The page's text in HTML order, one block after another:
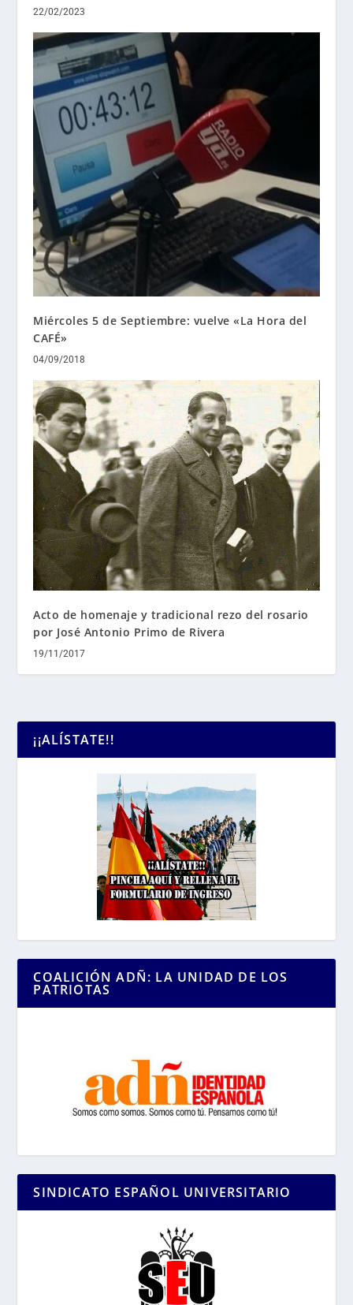
22/02/2023
Miércoles 5 de Septiembre: vuelve «La Hora del
CAFÉ»
04/09/2018
Acto de homenaje y tradicional rezo del rosario
por José Antonio Primo de Rivera
19/11/2017
¡¡ALÍSTATE!!
COALICIÓN ADÑ: LA UNIDAD DE LOS
PATRIOTAS
SINDICATO ESPAÑOL UNIVERSITARIO